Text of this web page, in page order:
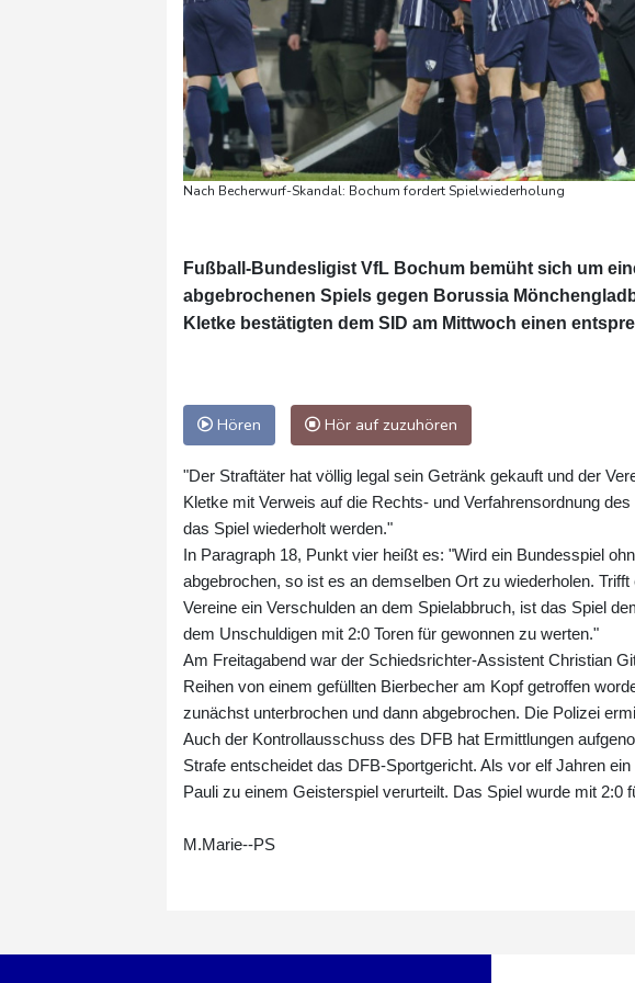
Nach Becherwurf-Skandal: Bochum fordert Spielwiederholung
Fußball-Bundesligist VfL Bochum bemüht sich um
abgebrochenen Spiels gegen Borussia
Kletke bestätigten dem SID am Mittwoch einen
Hören Hör auf zuzuhören
"Der Straftäter hat völlig legal sein Getränk gekauft und der
Kletke mit Verweis auf die Rechts- und Verfahrensordnung
das Spiel wiederholt werden."
In Paragraph 18, Punkt vier heißt es: "Wird ein Bundesspiel
abgebrochen, so ist es an demselben Ort zu wiederholen.
Vereine ein Verschulden an dem Spielabbruch, ist das Spiel
dem Unschuldigen mit 2:0 Toren für gewonnen zu werten."
Am Freitagabend war der Schiedsrichter-Assistent Christian
Reihen von einem gefüllten Bierbecher am Kopf getroffen
zunächst unterbrochen und dann abgebrochen. Die Polizei
Auch der Kontrollausschuss des DFB hat Ermittlungen
Strafe entscheidet das DFB-Sportgericht. Als vor elf Jahren
Pauli zu einem Geisterspiel verurteilt. Das Spiel wurde mit 2:0
M.Marie--PS